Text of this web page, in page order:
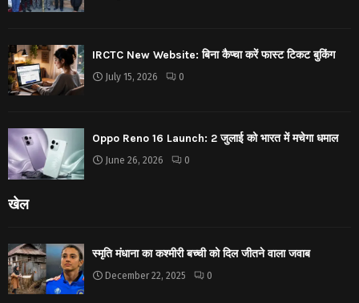
IRCTC New Website: बिना कैप्चा करें फास्ट टिकट बुकिंग
July 15, 2026 0
Oppo Reno 16 Launch: 2 जुलाई को भारत में मचेगा धमाल
June 26, 2026 0
खेल
स्मृति मंधाना का कश्मीरी बच्ची को दिल जीतने वाला जवाब
December 22, 2025 0